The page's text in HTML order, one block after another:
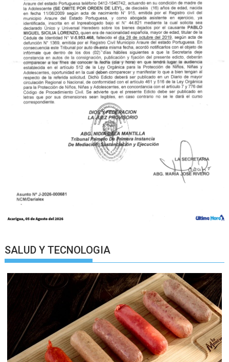
SALUD Y TECNOLOGIA